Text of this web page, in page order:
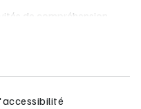
de compréhension
lexicale en lien avec le